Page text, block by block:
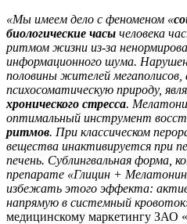
«Мы имеем дело с феноменом «
биологические часы человека
ритмом жизни из-за
информационного шума.
половины жителей
психосоматическую природу,
хронического стресса.
оптимальный инструмент
ритмов. При классическом
вещества инактивируется при
печень. Сублингвальная форма,
препарате «Глицин +
избежать этого эффекта:
напрямую в системный
медицинскому маркетингу ЗАО